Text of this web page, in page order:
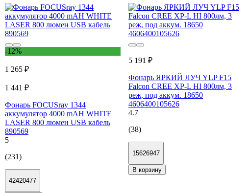
-12%
1 265 ₽
1 441 ₽
Фонарь FOCUSray 1344
аккумулятор 4000 mAH WHITE
LASER 800 люмен USB кабель
890569
5
(231)
42420477
5 191 ₽
Фонарь ЯРКИЙ ЛУЧ YLP F15
Falcon CREE XP-L HI 800лм, 3
реж, под аккум. 18650
4606400105626
4.7
(38)
15626947
В корзину